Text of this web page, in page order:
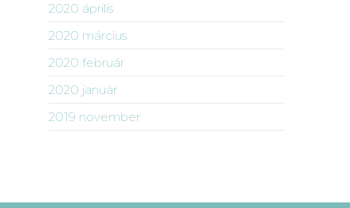
2020 április
2020 március
2020 február
2020 január
2019 november